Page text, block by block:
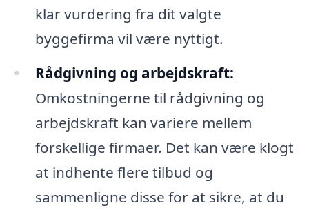
klar vurdering fra dit valgte
byggefirma vil være nyttigt.
Rådgivning og arbejdskraft:
Omkostningerne til rådgivning og
arbejdskraft kan variere mellem
forskellige firmaer. Det kan være klogt
at indhente flere tilbud og
sammenligne disse for at sikre, at du